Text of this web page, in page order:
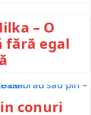
– O
fără egal
conuri